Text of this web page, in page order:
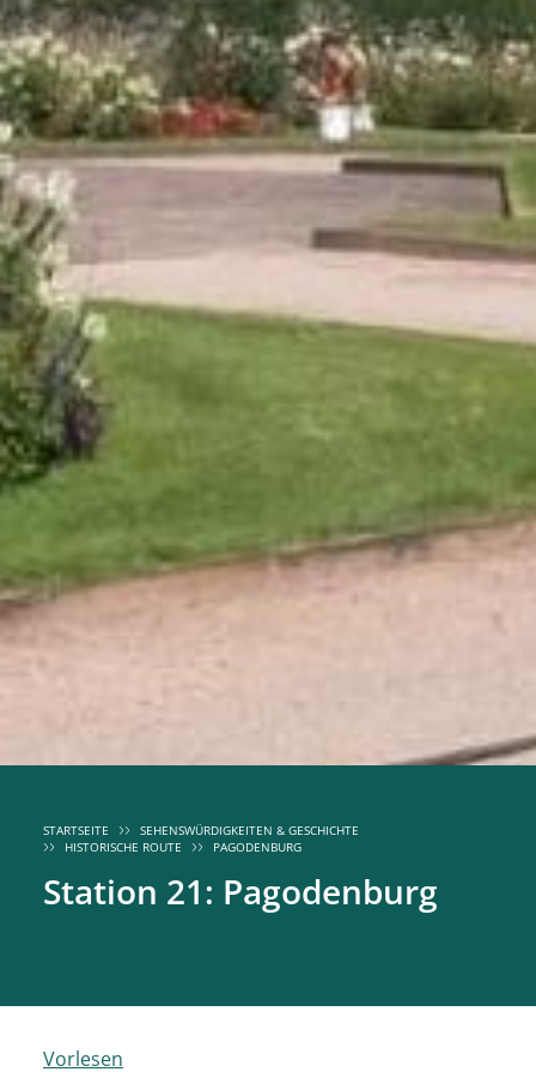
STARTSEITE
SEHENSWÜRDIGKEITEN & GESCHICHTE
HISTORISCHE ROUTE
PAGODENBURG
Station 21: Pagodenburg
Vorlesen